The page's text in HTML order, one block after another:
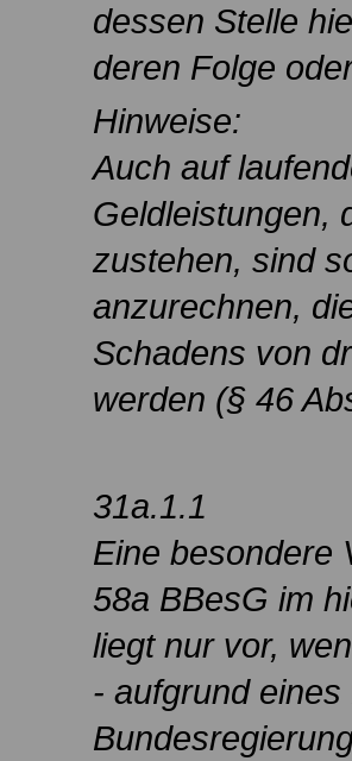
dessen Stelle
deren Folge
Hinweise:
Auch auf
Geldleistungen,
zustehen, sind
anzurechnen,
Schadens von
werden (§ 46
31a.1.1
Eine besondere
58a BBesG im
liegt nur vor,
- aufgrund